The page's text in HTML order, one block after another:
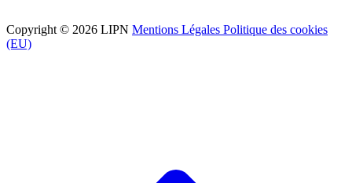
Copyright © 2026 LIPN Mentions Légales Politique des cookies
(EU)